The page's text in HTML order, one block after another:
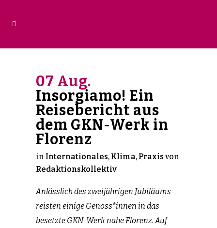
07 Aug.
Insorgiamo! Ein
Reisebericht aus
dem GKN-Werk in
Florenz
in Internationales, Klima, Praxis von
Redaktionskollektiv
Anlässlich des zweijährigen Jubiläums
reisten einige Genoss*innen in das
besetzte GKN-Werk nahe Florenz. Auf